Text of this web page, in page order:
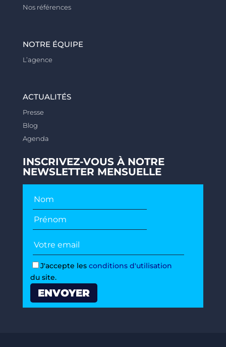
Nos références
NOTRE ÉQUIPE
L’agence
ACTUALITÉS
Presse
Blog
Agenda
INSCRIVEZ-VOUS À NOTRE
NEWSLETTER MENSUELLE
J'accepte les conditions d'utilisation
du site.